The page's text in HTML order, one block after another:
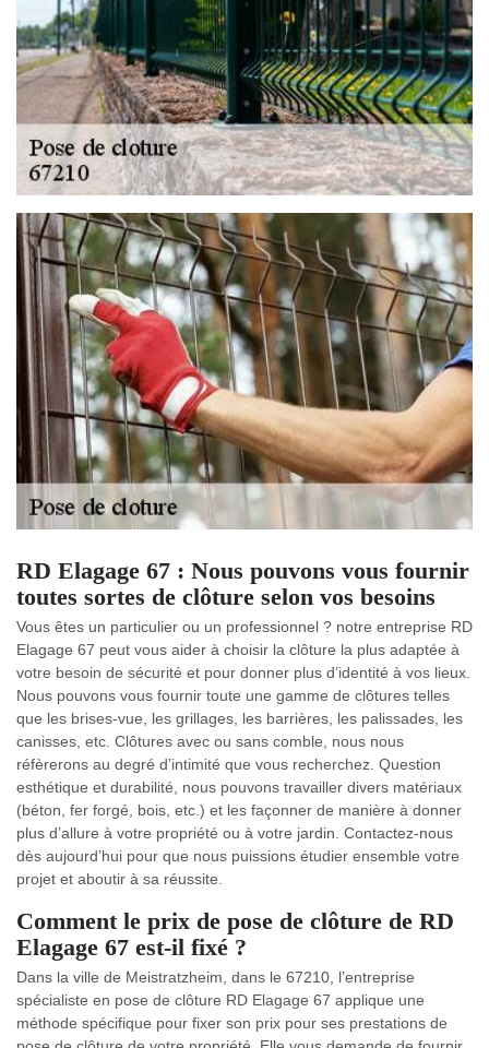
RD Elagage 67 : Nous pouvons vous fournir
toutes sortes de clôture selon vos besoins
Vous êtes un particulier ou un professionnel ? notre entreprise RD
Elagage 67 peut vous aider à choisir la clôture la plus adaptée à
votre besoin de sécurité et pour donner plus d’identité à vos lieux.
Nous pouvons vous fournir toute une gamme de clôtures telles
que les brises-vue, les grillages, les barrières, les palissades, les
canisses, etc. Clôtures avec ou sans comble, nous nous
réfèrerons au degré d’intimité que vous recherchez. Question
esthétique et durabilité, nous pouvons travailler divers matériaux
(béton, fer forgé, bois, etc.) et les façonner de manière à donner
plus d’allure à votre propriété ou à votre jardin. Contactez-nous
dès aujourd’hui pour que nous puissions étudier ensemble votre
projet et aboutir à sa réussite.
Comment le prix de pose de clôture de RD
Elagage 67 est-il fixé ?
Dans la ville de Meistratzheim, dans le 67210, l’entreprise
spécialiste en pose de clôture RD Elagage 67 applique une
méthode spécifique pour fixer son prix pour ses prestations de